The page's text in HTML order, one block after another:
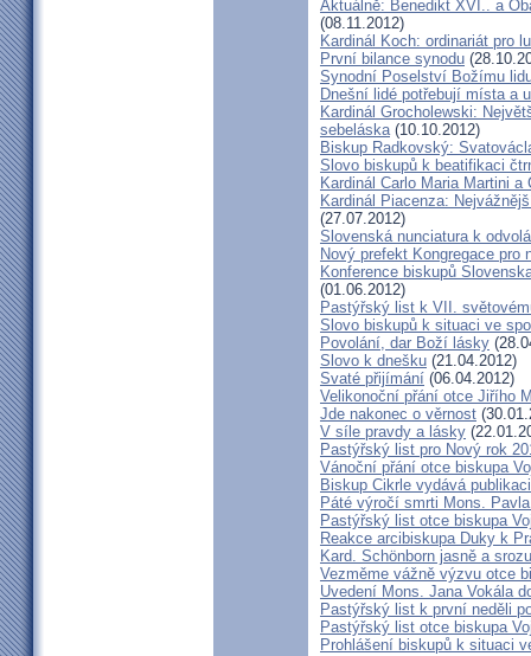
Aktuálně: Benedikt XVI.. a
(08.11.2012)
Kardinál Koch: ordinariát pro
První bilance synodu
Synodní Poselství Božímu
Dnešní lidé potřebují místa a
Kardinál Grocholewski:
sebeláska(10.10.2012)
Biskup Radkovský:
Slovo biskupů k beatifikaci
Kardinál Carlo Maria Martini
Kardinál Piacenza:
(27.07.2012)
Slovenská nunciatura k
Nový prefekt Kongregace pro
Konference biskupů
(01.06.2012)
Pastýřský list k VII.
Slovo biskupů k situaci ve
Povolání, dar Boží lásky
Slovo k dnešku (21.04.2012)
Svaté přijímání (06.04.2012)
Velikonoční přání otce Jiřího
Jde nakonec o věrnost
V síle pravdy a lásky
Pastýřský list pro Nový rok
Vánoční přání otce biskupa
Biskup Cikrle vydává
Páté výročí smrti Mons.
Pastýřský list otce biskupa
Reakce arcibiskupa Duky k
Kard. Schönborn jasně a
Vezměme vážně výzvu otce
Uvedení Mons. Jana Vokála
Pastýřský list k první neděli
Pastýřský list otce biskupa
Prohlášení biskupů k situaci